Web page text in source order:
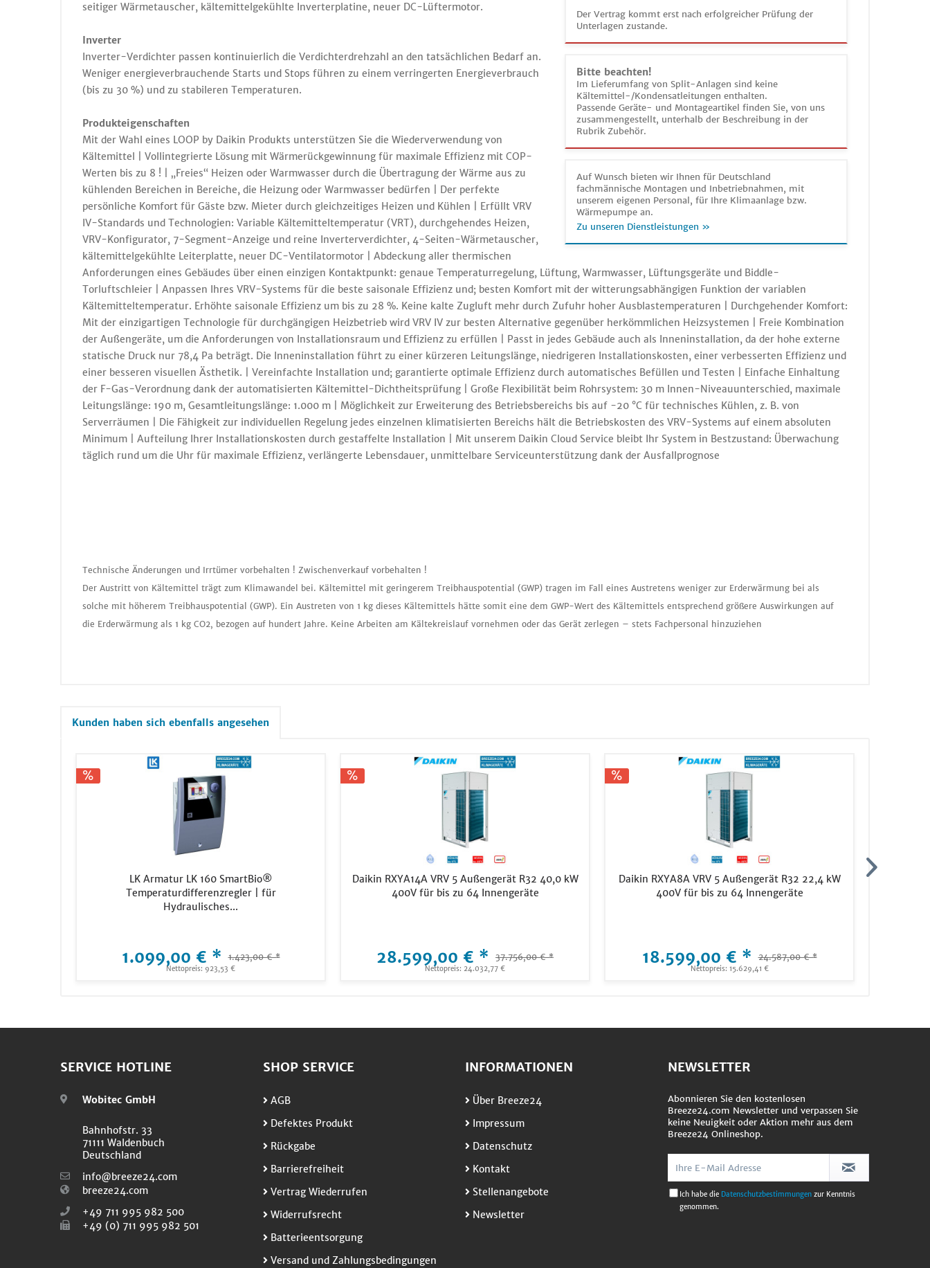
Der Vertrag kommt erst nach erfolgreicher Prüfung der
Unterlagen zustande.
Bitte beachten!
Im Lieferumfang von Split-Anlagen sind keine
Kältemittel-/Kondensatleitungen enthalten.
Passende Geräte- und Montageartikel finden Sie, von uns
zusammengestellt, unterhalb der Beschreibung in der
Rubrik Zubehör.
Auf Wunsch bieten wir Ihnen für Deutschland
fachmännische Montagen und Inbetriebnahmen, mit
unserem eigenen Personal, für Ihre Klimaanlage bzw.
Wärmepumpe an.
Zu unseren Dienstleistungen »
seitiger Wärmetauscher, kältemittelgekühlte Inverterplatine, neuer DC-Lüftermotor.
Inverter
Inverter-Verdichter passen kontinuierlich die Verdichterdrehzahl an den tatsächlichen Bedarf an.
Weniger energieverbrauchende Starts und Stops führen zu einem verringerten Energieverbrauch
(bis zu 30 %) und zu stabileren Temperaturen.
Produkteigenschaften
Mit der Wahl eines LOOP by Daikin Produkts unterstützen Sie die Wiederverwendung von
Kältemittel | Vollintegrierte Lösung mit Wärmerückgewinnung für maximale Effizienz mit COP-
Werten bis zu 8 ! | „Freies“ Heizen oder Warmwasser durch die Übertragung der Wärme aus zu
kühlenden Bereichen in Bereiche, die Heizung oder Warmwasser bedürfen | Der perfekte
persönliche Komfort für Gäste bzw. Mieter durch gleichzeitiges Heizen und Kühlen | Erfüllt VRV
IV-Standards und Technologien: Variable Kältemitteltemperatur (VRT), durchgehendes Heizen,
VRV-Konfigurator, 7-Segment-Anzeige und reine Inverterverdichter, 4-Seiten-Wärmetauscher,
kältemittelgekühlte Leiterplatte, neuer DC-Ventilatormotor | Abdeckung aller thermischen
Anforderungen eines Gebäudes über einen einzigen Kontaktpunkt: genaue Temperaturregelung, Lüftung, Warmwasser, Lüftungsgeräte und Biddle-
Torluftschleier | Anpassen Ihres VRV-Systems für die beste saisonale Effizienz und; besten Komfort mit der witterungsabhängigen Funktion der variablen
Kältemitteltemperatur. Erhöhte saisonale Effizienz um bis zu 28 %. Keine kalte Zugluft mehr durch Zufuhr hoher Ausblastemperaturen | Durchgehender Komfort:
Mit der einzigartigen Technologie für durchgängigen Heizbetrieb wird VRV IV zur besten Alternative gegenüber herkömmlichen Heizsystemen | Freie Kombination
der Außengeräte, um die Anforderungen von Installationsraum und Effizienz zu erfüllen | Passt in jedes Gebäude auch als Inneninstallation, da der hohe externe
statische Druck nur 78,4 Pa beträgt. Die Inneninstallation führt zu einer kürzeren Leitungslänge, niedrigeren Installationskosten, einer verbesserten Effizienz und
einer besseren visuellen Ästhetik. | Vereinfachte Installation und; garantierte optimale Effizienz durch automatisches Befüllen und Testen | Einfache Einhaltung
der F-Gas-Verordnung dank der automatisierten Kältemittel-Dichtheitsprüfung | Große Flexibilität beim Rohrsystem: 30 m Innen-Niveauunterschied, maximale
Leitungslänge: 190 m, Gesamtleitungslänge: 1.000 m | Möglichkeit zur Erweiterung des Betriebsbereichs bis auf -20 °C für technisches Kühlen, z. B. von
Serverräumen | Die Fähigkeit zur individuellen Regelung jedes einzelnen klimatisierten Bereichs hält die Betriebskosten des VRV-Systems auf einem absoluten
Minimum | Aufteilung Ihrer Installationskosten durch gestaffelte Installation | Mit unserem Daikin Cloud Service bleibt Ihr System in Bestzustand: Überwachung
täglich rund um die Uhr für maximale Effizienz, verlängerte Lebensdauer, unmittelbare Serviceunterstützung dank der Ausfallprognose
Technische Änderungen und Irrtümer vorbehalten ! Zwischenverkauf vorbehalten !
Der Austritt von Kältemittel trägt zum Klimawandel bei. Kältemittel mit geringerem Treibhauspotential (GWP) tragen im Fall eines Austretens weniger zur Erderwärmung bei als
solche mit höherem Treibhauspotential (GWP). Ein Austreten von 1 kg dieses Kältemittels hätte somit eine dem GWP-Wert des Kältemittels entsprechend größere Auswirkungen auf
die Erderwärmung als 1 kg CO2, bezogen auf hundert Jahre. Keine Arbeiten am Kältekreislauf vornehmen oder das Gerät zerlegen – stets Fachpersonal hinzuziehen
Kunden haben sich ebenfalls angesehen
LK Armatur LK 160 SmartBio®
Temperaturdifferenzregler | für
Hydraulisches...
1.099,00 € * 1.423,00 € *
Nettopreis: 923,53 €
Daikin RXYA14A VRV 5 Außengerät R32 40,0 kW
400V für bis zu 64 Innengeräte
28.599,00 € * 37.756,00 € *
Nettopreis: 24.032,77 €
Daikin RXYA8A VRV 5 Außengerät R32 22,4 kW
400V für bis zu 64 Innengeräte
18.599,00 € * 24.587,00 € *
Nettopreis: 15.629,41 €
SERVICE HOTLINE
Wobitec GmbH
Bahnhofstr. 33
71111 Waldenbuch
Deutschland
info@breeze24.com
breeze24.com
+49 711 995 982 500
+49 (0) 711 995 982 501
SHOP SERVICE
AGB
Defektes Produkt
Rückgabe
Barrierefreiheit
Vertrag Wiederrufen
Widerrufsrecht
Batterieentsorgung
Versand und Zahlungsbedingungen
INFORMATIONEN
Über Breeze24
Impressum
Datenschutz
Kontakt
Stellenangebote
Newsletter
NEWSLETTER
Abonnieren Sie den kostenlosen
Breeze24.com Newsletter und verpassen Sie
keine Neuigkeit oder Aktion mehr aus dem
Breeze24 Onlineshop.
Ich habe die Datenschutzbestimmungen zur Kenntnis
genommen.